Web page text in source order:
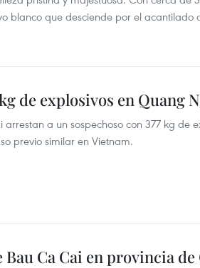
blanco que desciende por el
de explosivos en Quang
a un sospechoso con 377 kg de
previo similar en Vietnam.
Bau Ca Cai en provincia